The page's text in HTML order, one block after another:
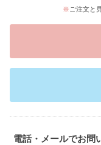
ご注文と
電話・メールでお問